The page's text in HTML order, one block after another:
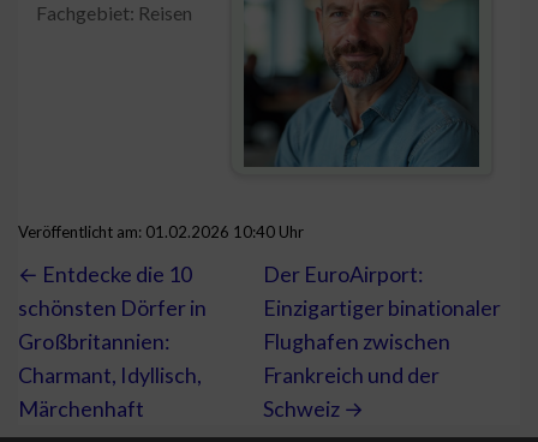
Fachgebiet: Reisen
Veröffentlicht am: 01.02.2026 10:40 Uhr
← Entdecke die 10
schönsten Dörfer in
Großbritannien:
Charmant, Idyllisch,
Märchenhaft
Der EuroAirport:
Einzigartiger binationaler
Flughafen zwischen
Frankreich und der
Schweiz →